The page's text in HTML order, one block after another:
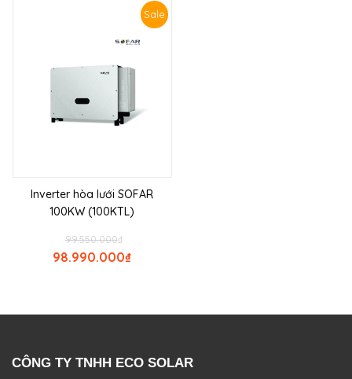
Sale
Inverter hòa lưới SOFAR
100KW (100KTL)
₫
99.550.000
₫
98.990.000
CÔNG TY TNHH ECO SOLAR